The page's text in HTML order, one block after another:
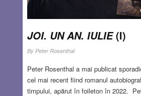
JUN 25, 2026
JOI. UN AN. IULIE(I)
By Peter Rosenthal
Peter Rosenthal a mai publicat
cel mai recent fiind romanul
timpului, apărut în foileton în 2022.